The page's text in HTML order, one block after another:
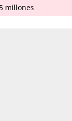
millones